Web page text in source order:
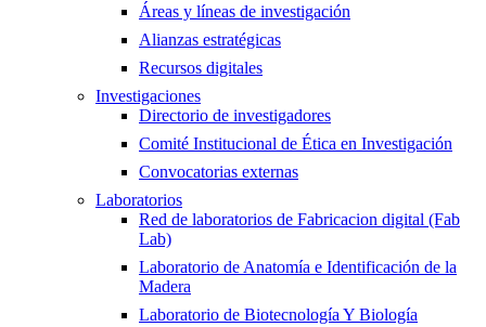
Áreas y líneas de investigación
Alianzas estratégicas
Recursos digitales
Investigaciones
Directorio de investigadores
Comité Institucional de Ética en Investigación
Convocatorias externas
Laboratorios
Red de laboratorios de Fabricacion digital (Fab
Lab)
Laboratorio de Anatomía e Identificación de la
Madera
Laboratorio de Biotecnología Y Biología